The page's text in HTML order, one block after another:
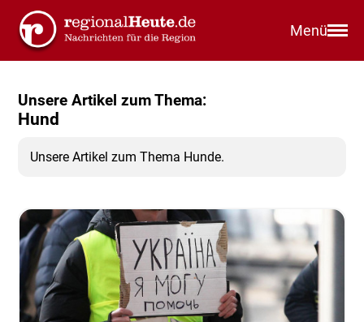
Menü
Unsere Artikel zum Thema:
Hund
Unsere Artikel zum Thema Hunde.